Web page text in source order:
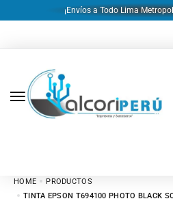
¡Envíos a Todo Lima
HOME
PRODUCTOS
TINTA EPSON T694100 PHOTO BLACK